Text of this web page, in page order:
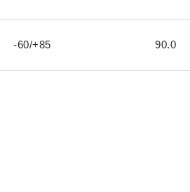
-60/+85 90.0